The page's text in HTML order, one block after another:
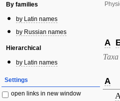
By families
by Latin names
by Russian names
Hierarchical
by Latin names
Settings
open links in new window
А
А